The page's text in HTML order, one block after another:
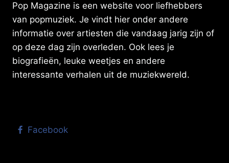
Pop Magazine is een website voor liefhebbers
van popmuziek. Je vindt hier onder andere
informatie over artiesten die vandaag jarig zijn of
op deze dag zijn overleden. Ook lees je
biografieën, leuke weetjes en andere
interessante verhalen uit de muziekwereld.
Facebook